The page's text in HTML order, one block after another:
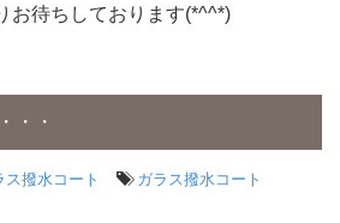
お待ちしております(*^^*)
・・
ス撥水コート ガラス撥水コート